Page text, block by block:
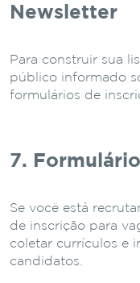
Newsletter
Para construir sua
público informado
formulários de
7.
Se você está
de inscrição para
coletar currículos e
candidatos.